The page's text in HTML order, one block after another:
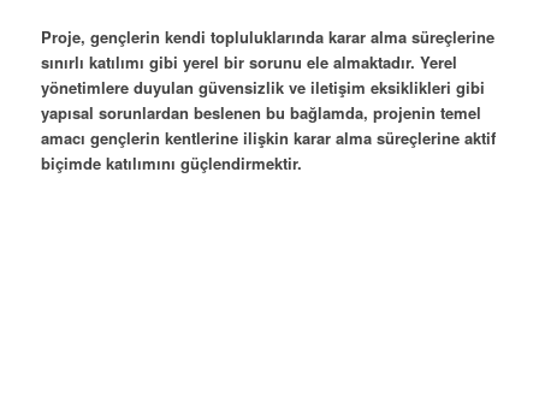
Proje, gençlerin kendi topluluklarında karar alma süreçlerine
sınırlı katılımı gibi yerel bir sorunu ele almaktadır. Yerel
yönetimlere duyulan güvensizlik ve iletişim eksiklikleri gibi
yapısal sorunlardan beslenen bu bağlamda, projenin temel
amacı gençlerin kentlerine ilişkin karar alma süreçlerine aktif
biçimde katılımını güçlendirmektir.